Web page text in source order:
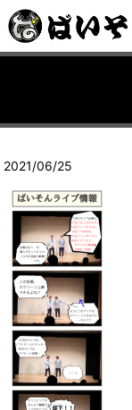
2021/06/25